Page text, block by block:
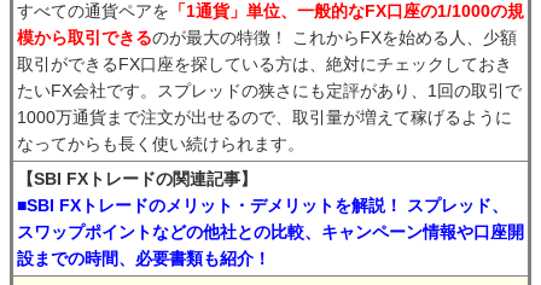
すべての通貨ペアを 「1通貨」単位、一般的なFX口座の1/1000の規
模から取引できるのが最大の特徴！ これからFXを始める人、少額
取引ができるFX口座を探している方は、絶対にチェックしておき
たいFX会社です。スプレッドの狭さにも定評があり、1回の取引で
1000万通貨まで注文が出せるので、取引量が増えて稼げるように
なってからも長く使い続けられます。
【SBI FXトレードの関連記事】
■SBI FXトレードのメリット・デメリットを解説！ スプレッド、
スワップポイントなどの他社との比較、キャンペーン情報や口座開
設までの時間、必要書類も紹介！